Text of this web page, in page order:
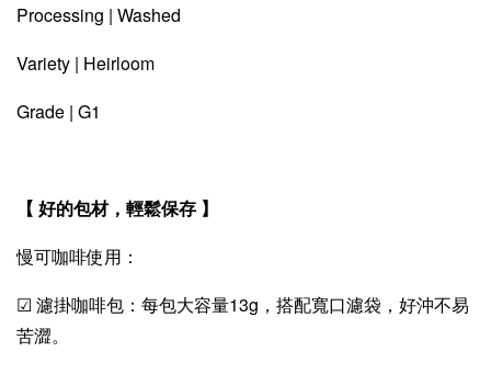
Processing | Washed
Variety | Heirloom
Grade | G1
【 好的包材，輕鬆保存 】
慢可咖啡使用：
☑ 濾掛咖啡包：每包大容量13g，搭配寬口濾袋，好沖不易
苦澀。